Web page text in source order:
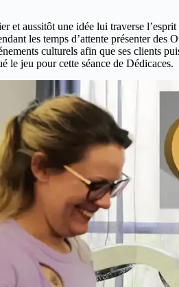
et aussitôt une idée lui traverse l’esprit
les temps d’attente présenter des
culturels afin que ses clients
le jeu pour cette séance de Dédicaces.